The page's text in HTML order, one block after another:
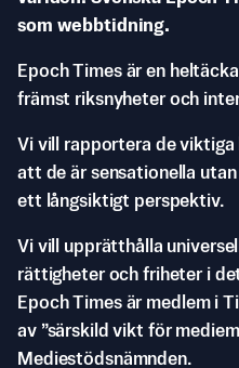
som webbtidning.
Epoch Times är en
främst riksnyheter och
Vi vill rapportera de
att de är sensationella
ett långsiktigt perspektiv.
Vi vill upprätthålla
rättigheter och friheter i
Epoch Times är medlem i
av ”särskild vikt för
Mediestödsnämnden.